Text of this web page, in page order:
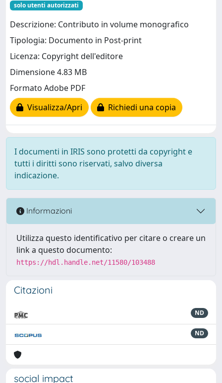
solo utenti autorizzati
Descrizione: Contributo in volume monografico
Tipologia: Documento in Post-print
Licenza: Copyright dell'editore
Dimensione 4.83 MB
Formato Adobe PDF
Visualizza/Apri
Richiedi una copia
I documenti in IRIS sono protetti da copyright e
tutti i diritti sono riservati, salvo diversa
indicazione.
Informazioni
Utilizza questo identificativo per citare o creare un
link a questo documento:
https://hdl.handle.net/11580/103488
Citazioni
ND
ND
social impact